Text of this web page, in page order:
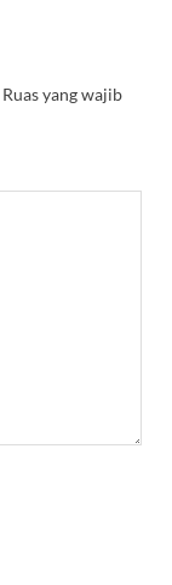
Ruas yang wajib